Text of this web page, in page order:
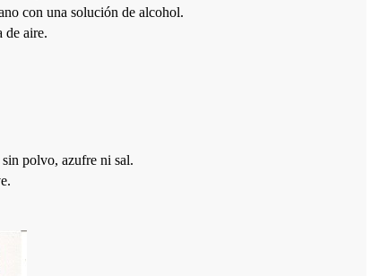
con una solución de alcohol.
de aire.
polvo, azufre ni sal.